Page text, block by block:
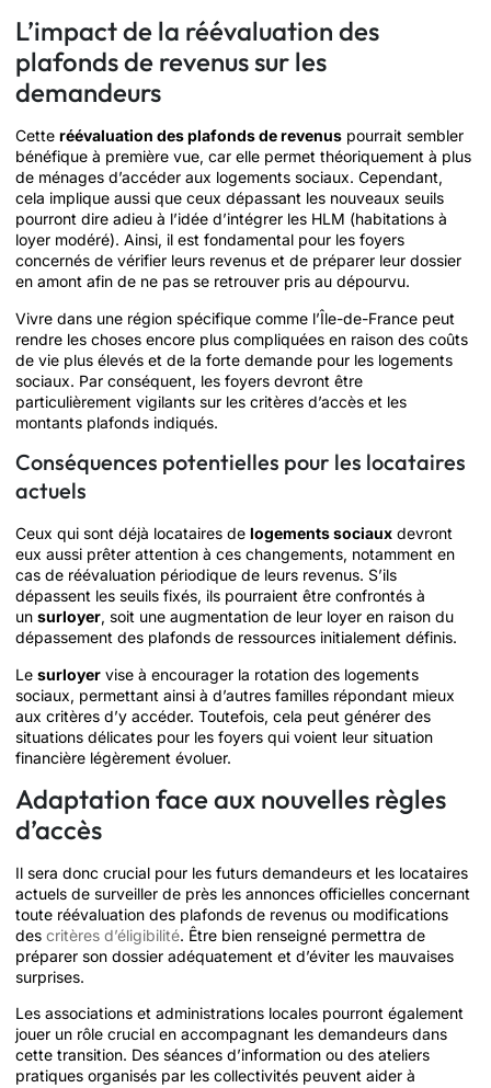
L’impact de la réévaluation des
plafonds de revenus sur les
demandeurs
Cette réévaluation des plafonds de revenus pourrait sembler
bénéfique à première vue, car elle permet théoriquement à plus
de ménages d’accéder aux logements sociaux. Cependant,
cela implique aussi que ceux dépassant les nouveaux seuils
pourront dire adieu à l’idée d’intégrer les HLM (habitations à
loyer modéré). Ainsi, il est fondamental pour les foyers
concernés de vérifier leurs revenus et de préparer leur dossier
en amont afin de ne pas se retrouver pris au dépourvu.
Vivre dans une région spécifique comme l’Île-de-France peut
rendre les choses encore plus compliquées en raison des coûts
de vie plus élevés et de la forte demande pour les logements
sociaux. Par conséquent, les foyers devront être
particulièrement vigilants sur les critères d’accès et les
montants plafonds indiqués.
Conséquences potentielles pour les locataires
actuels
Ceux qui sont déjà locataires de logements sociaux devront
eux aussi prêter attention à ces changements, notamment en
cas de réévaluation périodique de leurs revenus. S’ils
dépassent les seuils fixés, ils pourraient être confrontés à
un surloyer, soit une augmentation de leur loyer en raison du
dépassement des plafonds de ressources initialement définis.
Le surloyer vise à encourager la rotation des logements
sociaux, permettant ainsi à d’autres familles répondant mieux
aux critères d’y accéder. Toutefois, cela peut générer des
situations délicates pour les foyers qui voient leur situation
financière légèrement évoluer.
Adaptation face aux nouvelles règles
d’accès
Il sera donc crucial pour les futurs demandeurs et les locataires
actuels de surveiller de près les annonces officielles concernant
toute réévaluation des plafonds de revenus ou modifications
des critères d’éligibilité. Être bien renseigné permettra de
préparer son dossier adéquatement et d’éviter les mauvaises
surprises.
Les associations et administrations locales pourront également
jouer un rôle crucial en accompagnant les demandeurs dans
cette transition. Des séances d’information ou des ateliers
pratiques organisés par les collectivités peuvent aider à